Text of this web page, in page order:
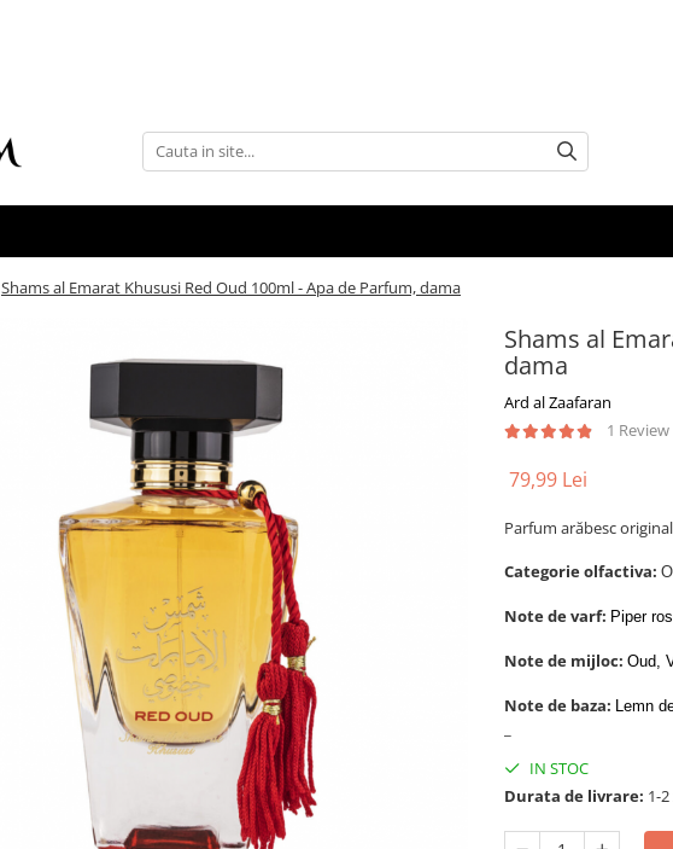
Shams al Emarat Khususi Red Oud 100ml - Apa de Parfum, dama
Shams al
dama
Ard al Zaafaran
1 Review
79,99 Lei
Parfum arăbesc
Categorie olfactiva:
Note de varf: Piper
Note de mijloc: Oud,
Note de baza: Lemn
IN STOC
Durata de livrare: 1-